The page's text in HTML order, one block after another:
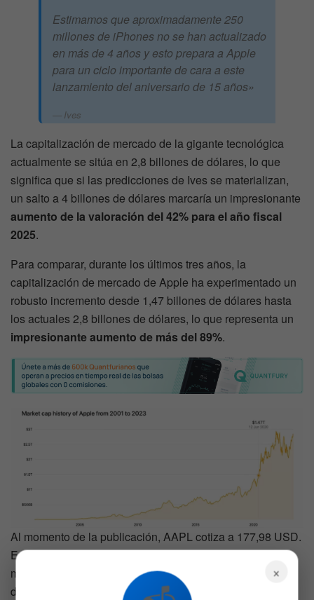
Estimamos que aproximadamente 250
millones de iPhones no se han actualizado
en más de 4 años y esto prepara a Apple
para un ciclo importante de cara a este
lanzamiento del aniversario de 15 años»
Ives
La capitalización de mercado de la gigante tecnológica
actualmente se sitúa en 2,8 billones de dólares, lo que
significa que si las predicciones de Ives se materializan,
un salto a 4 billones de dólares marcaría un impresionante
aumento de la valoración del 42% para el año fiscal
2025.
Para comparar, durante los últimos tres años, la
capitalización de mercado de Apple ha experimentado un
robusto incremento desde 1,47 billones de dólares hasta
los actuales 2,8 billones de dólares, lo que representa un
impresionante aumento de más del 89%.
Al momento de la publicación, AAPL cotiza a 177,98 USD.
En lo que va del año, la acción hasubido más del 37%,
mostrando una notable recuperación después de un
desafiante 2022 para el mercado en general.
×